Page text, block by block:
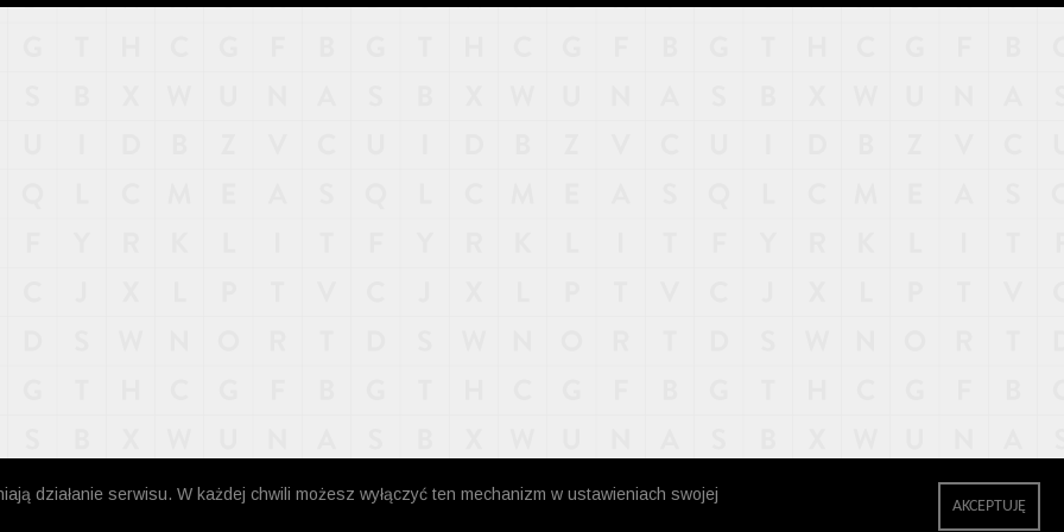
działanie serwisu. W każdej chwili możesz wyłączyć ten mechanizm w ustawieniach swojej
AKCEPTUJĘ